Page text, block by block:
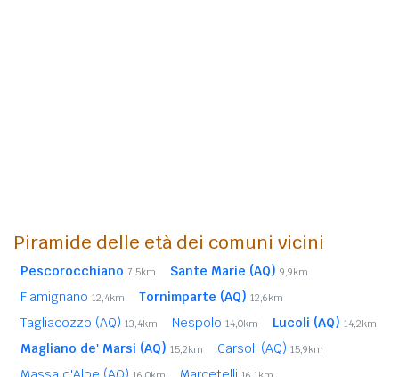
Piramide delle età dei comuni vicini
Pescorocchiano 7,5km Sante Marie (AQ) 9,9km
Fiamignano 12,4km Tornimparte (AQ) 12,6km
Tagliacozzo (AQ) 13,4km Nespolo 14,0km Lucoli (AQ) 14,2km
Magliano de' Marsi (AQ) 15,2km Carsoli (AQ) 15,9km